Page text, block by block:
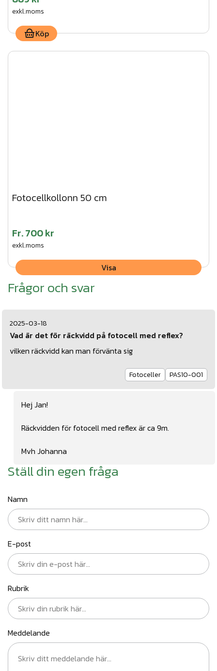
exkl.moms
Köp
Fotocellkollonn 50 cm
Fr.700 kr
exkl.moms
Visa
Frågor och svar
2025-03-18
Vad är det för räckvidd på fotocell med reflex?
vilken räckvidd kan man förvänta sig
Fotoceller PAS10-001
Hej Jan!
Räckvidden för fotocell med reflex är ca 9m.
Mvh Johanna
Ställ din egen fråga
Namn
E-post
Rubrik
Meddelande